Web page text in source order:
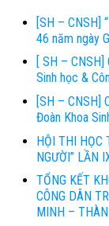
[SH – CNSH]
46 năm ngày
[ SH –
Sinh học &
[SH – CNSH]
Đoàn Khoa
HỘI THI HỌC
NGƯỜI” LẦN
TỔNG KẾT
CÔNG DÂN
MINH –